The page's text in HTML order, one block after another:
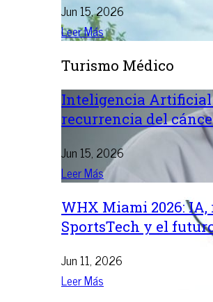
Jun 15, 2026
Leer Más
Turismo Médico
Inteligencia Artificial
recurrencia del
Jun 15, 2026
Leer Más
WHX Miami 2026: IA,
SportsTech y el
Jun 11, 2026
Leer Más